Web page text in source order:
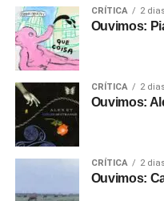
CRÍTICA 2
Ouvimos:
CRÍTICA 2
Ouvimos:
CRÍTICA 2
Ouvimos: